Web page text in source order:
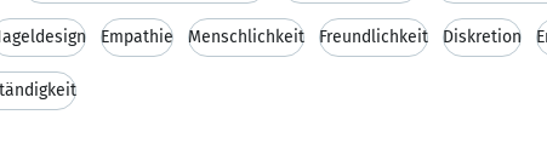
Empathie Menschlichkeit Freundlichkeit Diskretion